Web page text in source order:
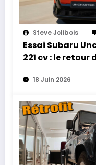
Steve Jolibois
Essai Subaru
221 cv : le retour
18 Juin 2026